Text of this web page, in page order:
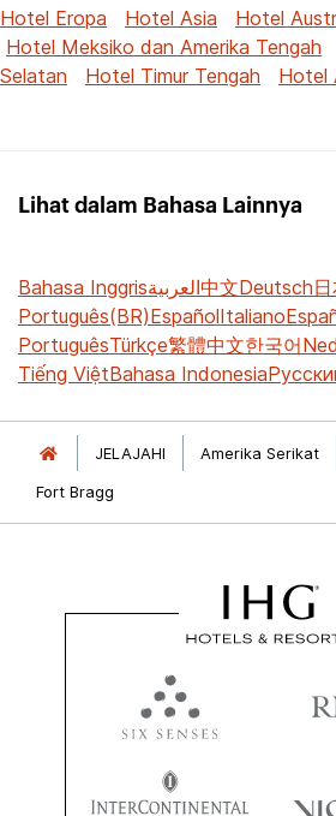
Hotel Eropa
Hotel Asia
Hotel
Hotel Meksiko dan Amerika Tengah
Selatan
Hotel Timur Tengah Hotel
Lihat dalam Bahasa Lainnya
Bahasa Inggrisالعربية中文Deutsch
Português(BR)EspañolItaliano
PortuguêsTürkçe繁體中文한국어
Tiếng ViệtBahasa Indonesia
JELAJAHI Amerika Serikat
Fort Bragg